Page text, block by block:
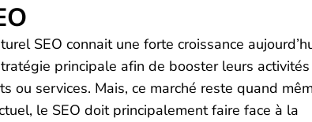
SEO connait une forte croissance
principale afin de booster leurs
ou services. Mais, ce marché reste quand
le SEO doit principalement faire face à la